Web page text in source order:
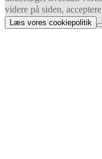
videre på siden,
Læs vores cookiepolitik